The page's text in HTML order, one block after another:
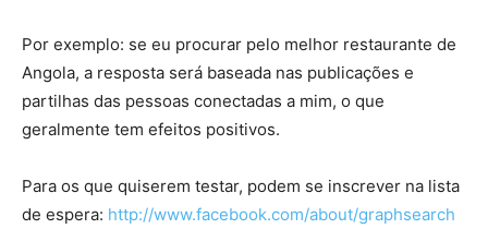
Por exemplo: se eu procurar pelo melhor restaurante de
Angola, a resposta será baseada nas publicações e
partilhas das pessoas conectadas a mim, o que
geralmente tem efeitos positivos.
Para os que quiserem testar, podem se inscrever na lista
de espera: http://www.facebook.com/about/graphsearch